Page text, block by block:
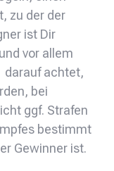
zu der der
ist Dir
vor allem
darauf achtet,
bei
ggf. Strafen
bestimmt
Gewinner ist.